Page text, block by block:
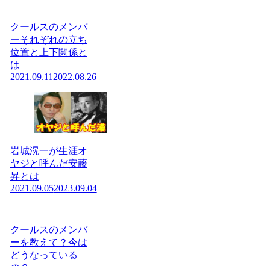
クールスのメンバ
ーそれぞれの立ち
位置と上下関係と
は
2021.09.11 2022.08.26
岩城滉一が生涯オ
ヤジと呼んだ安藤
昇とは
2021.09.052023.09.04
クールスのメンバ
ーを教えて？今は
どうなっている